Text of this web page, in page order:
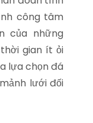
công tâm
của những
gian ít ỏi
lựa chọn đá
lưới đối